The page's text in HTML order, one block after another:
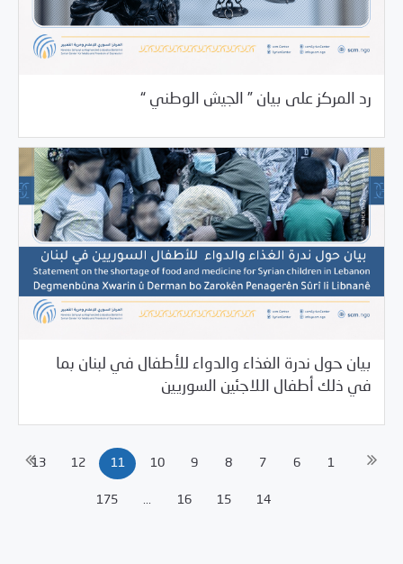
رد المركز على بيان ” الجيش الوطني “
بيان حول ندرة الغذاء والدواء للأطفال في لبنان بما
في ذلك أطفال اللاجئين السوريين
10/19/2021 بيانات المركز
1
6
7
8
9
10
11
12
13
14
15
16
...
175